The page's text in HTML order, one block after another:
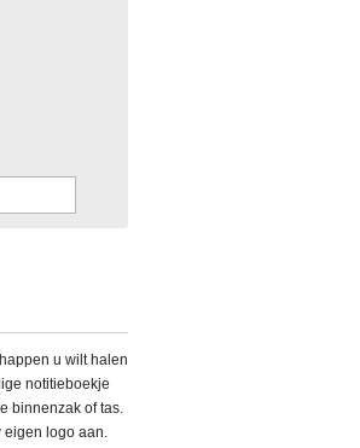
u wilt halen
notitieboekje
binnenzak of tas.
logo aan.